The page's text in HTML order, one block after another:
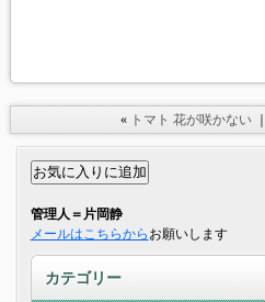
« トマト 花が咲かない｜
管理人＝片岡静
メールはこちらから お願いします
カテゴリー